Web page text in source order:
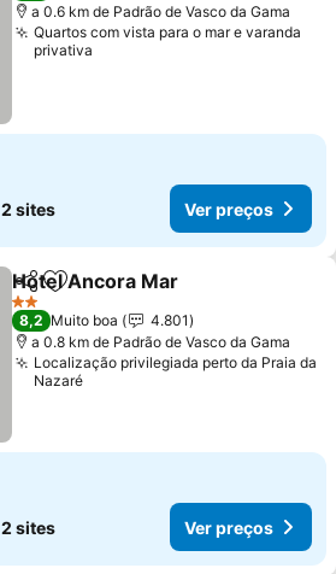
a 0.6 km de Padrão de Vasco da Gama
Quartos com vista para o mar e varanda
privativa
2 sites Ver preços
PartilharAdicionar aos favoritos
Hotel Ancora Mar
2 Estrelas
8,2 Muito boa
4.801
a 0.8 km de Padrão de Vasco da Gama
Localização privilegiada perto da Praia da
Nazaré
2 sites Ver preços